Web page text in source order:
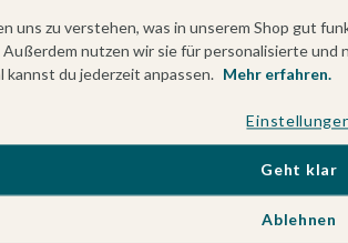
Jugendweihe
Jugendweihe
Einschulung
Muttertag
Vatertag
uns zu verstehen, was in unserem Shop gut
Außerdem nutzen wir sie für personalisierte
kannst du jederzeit anpassen. Mehr erfahren.
Ablehnen
Geht klar